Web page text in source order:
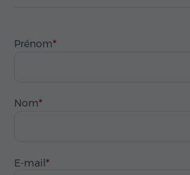
Prénom
Nom
E-mail